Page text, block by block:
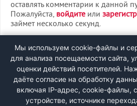
оставлять комментарии к данной
Пожалуйста, войдите или
займет несколько секунд.
ВХОД
РЕГИСТРАЦИЯ
Быстрая регистрациячерез
Мы используем cookie-файлы и
для анализа посещаемости сайта,
оценки действий посетителей.
даёте согласие на обработку
включая IP-адрес, cookie-файлы,
устройстве, источнике